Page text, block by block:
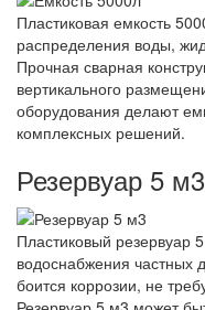
Пластиковая емкость
распределения воды,
Прочная сварная
вертикального
оборудования делают
комплексных решений.
Резервуар 5 м3
Пластиковый
водоснабжения
боится коррозии, не